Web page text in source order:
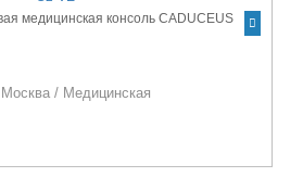
медицинская консоль CADUCEUS
Москва / Медицинская